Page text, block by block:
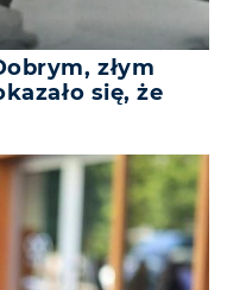
złym
się, że